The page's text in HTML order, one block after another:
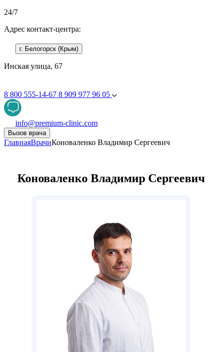
24/7
Адрес контакт-центра:
г. Белогорск (Крым)
Инская улица, 67
8 800 555-14-67 8 909 977 96 05
info@premium-clinic.com
Вызов врача
ГлавнаяВрачиКоноваленко Владимир Сергеевич
Коноваленко Владимир Сергеевич